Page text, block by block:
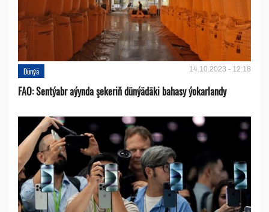
Dünýä 14.10.2023 - 12:18
FAO: Sentýabr aýynda şekeriň dünýädäki bahasy ýokarlandy